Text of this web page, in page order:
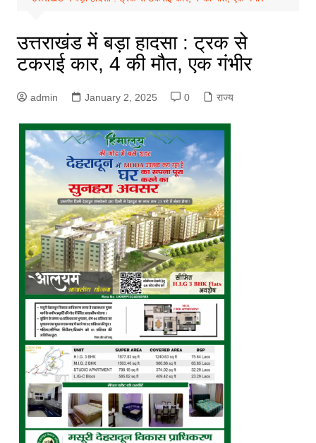
उत्तराखंड में बड़ा हादसा : ट्रक से
टकराई कार, 4 की मौत, एक गंभीर
admin January 2, 2025 0 राज्य